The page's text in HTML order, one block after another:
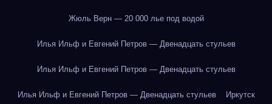
Жюль Верн — 20 000 лье под водой
Илья Ильф и Евгений Петров — Двенадцать стульев
Илья Ильф и Евгений Петров — Двенадцать стульев
Илья Ильф и Евгений Петров — Двенадцать стульев Иркутск